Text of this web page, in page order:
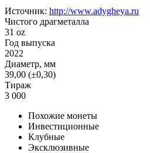
Источник: http://www.adygheya.ru
Чистого драгметалла
31 oz
Год выпуска
2022
Диаметр, мм
39,00 (±0,30)
Тираж
3 000
Похожие монеты
Инвестиционные
Клубные
Эксклюзивные